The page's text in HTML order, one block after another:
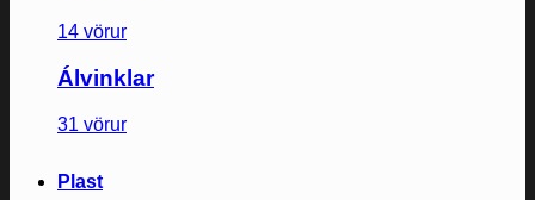
14 vörur
Álvinklar
31 vörur
Plast